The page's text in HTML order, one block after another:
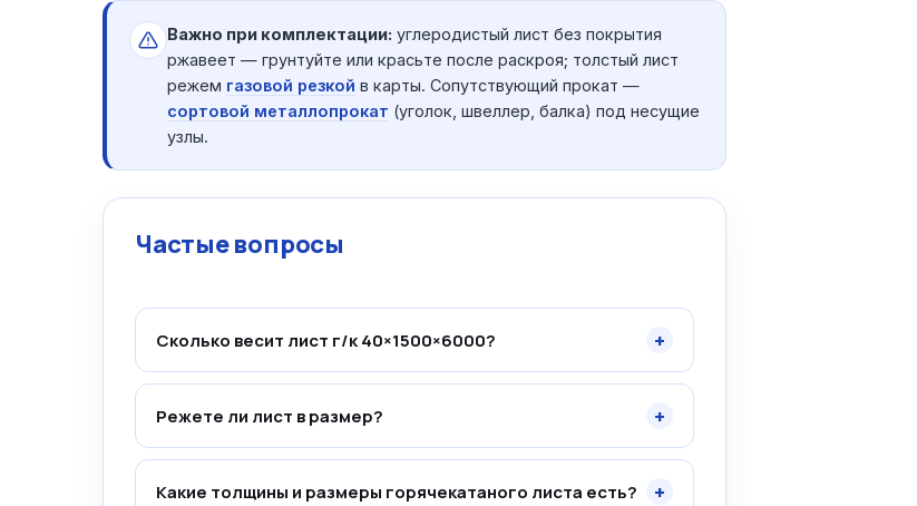
Важно при комплектации: углеродистый лист без покрытия
ржавеет — грунтуйте или красьте после раскроя; толстый лист
режем газовой резкой в карты. Сопутствующий прокат —
сортовой металлопрокат (уголок, швеллер, балка) под несущие
узлы.
Частые вопросы
Сколько весит лист г/к 40×1500×6000? +
Режете ли лист в размер? +
Какие толщины и размеры горячекатаного листа есть? +